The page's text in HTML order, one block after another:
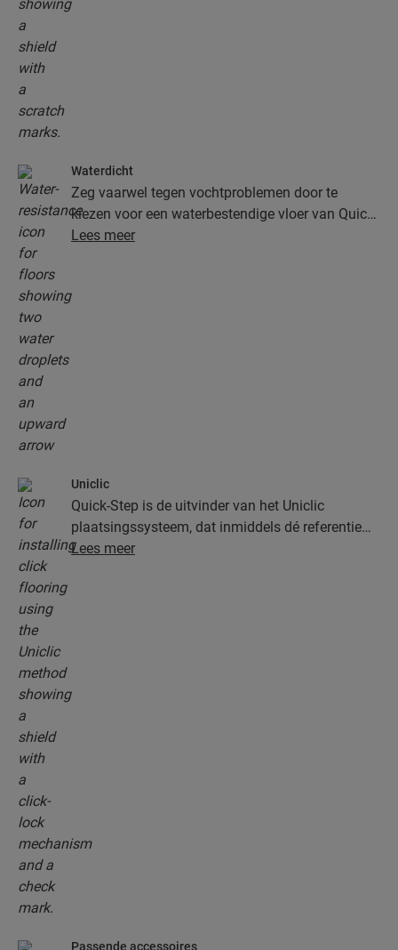
Waterdicht
Zeg vaarwel tegen vochtproblemen door te
kiezen voor een waterbestendige vloer van Quick-
Step. Deze vloeren zien er niet alleen uitzonderlijk
gemakkelijker dan ooit verloopt!
Lees meer
Uniclic
Quick-Step is de uitvinder van het Uniclic
plaatsingssysteem, dat inmiddels dé referentie
onder de kliksystemen is. Gebruik het
Lees meer
Passende accessoires